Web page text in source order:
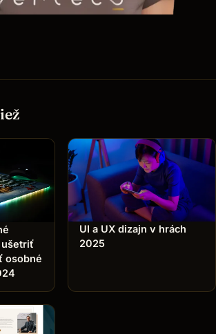
ušetriť
osobné
UI a UX dizajn v hrách
2025